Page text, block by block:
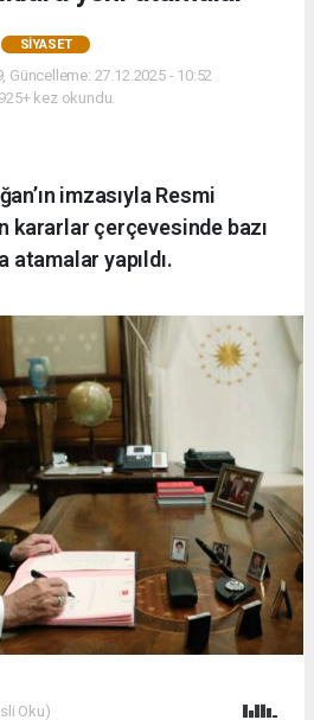
SIYASET
Güncelleme: 27.12.2025 - 10:52
kez okundu.
imzasıyla Resmi
kararlar çerçevesinde bazı
atamalar yapıldı.
Oku)